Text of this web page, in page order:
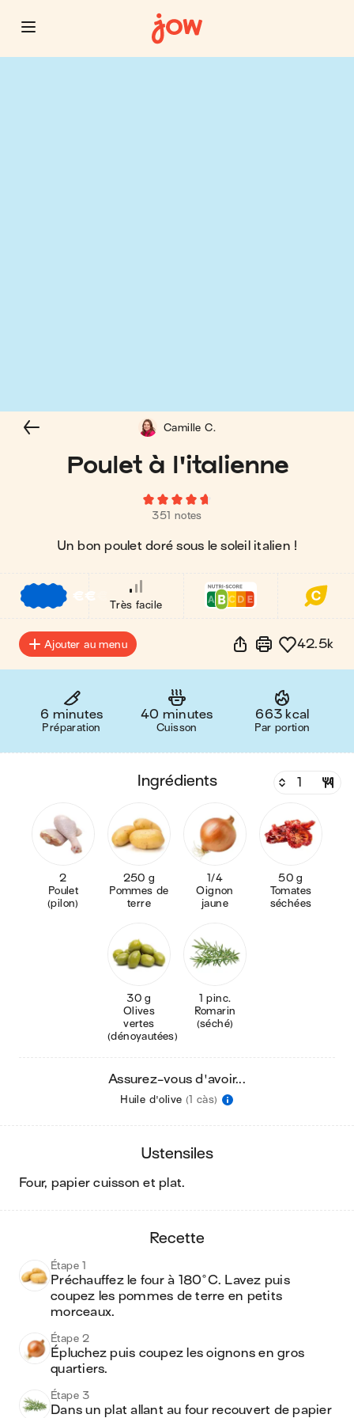
Poulet à l'italienne
351 notes
Un bon poulet doré sous le soleil italien !
Camille C.
€€
Très facile
Ajouter au menu 42.5k
6 minutes
Préparation
40 minutes
Cuisson
663 kcal
Par portion
ingrédients
2
Poulet
(pilon)
250 g
Pommes de
terre
1/4
Oignon
jaune
50 g
Tomates
séchées
30 g
Olives
vertes
(dénoyautées)
1 pinc.
Romarin
(séché)
Assurez-vous d'avoir...
Huile d'olive (1 càs)
ustensiles
four, papier cuisson et plat.
recette
Étape 1
Préchauffez le four à 180°C. Lavez puis
coupez les pommes de terre en petits
morceaux.
Étape 2
Épluchez puis coupez les oignons en gros
quartiers.
Étape 3
Dans un plat allant au four recouvert de papier